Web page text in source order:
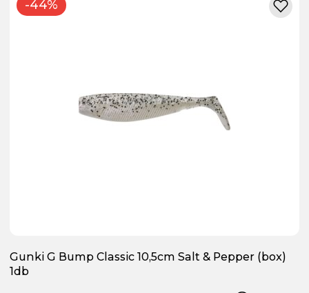
-44%
Gunki G Bump Classic 10,5cm Salt & Pepper (box)
1db